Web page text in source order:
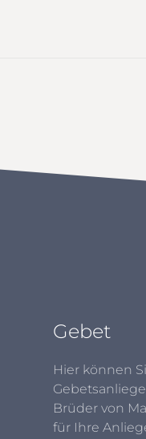
Gebet
Hier können
Brüder von
für Ihre